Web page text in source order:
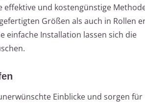
und kostengünstige
Größen als auch in Rollen
einfache Installation lassen sich die
Einblicke und sorgen